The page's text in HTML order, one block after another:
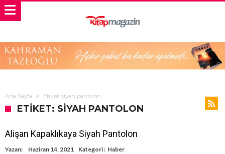
Ana Sayfa Etiket: siyah pantolon
ETIKET: SIYAH PANTOLON
Alişan Kapaklıkaya Siyah Pantolon
Yazan: Haziran 14, 2021 Kategori : Haber